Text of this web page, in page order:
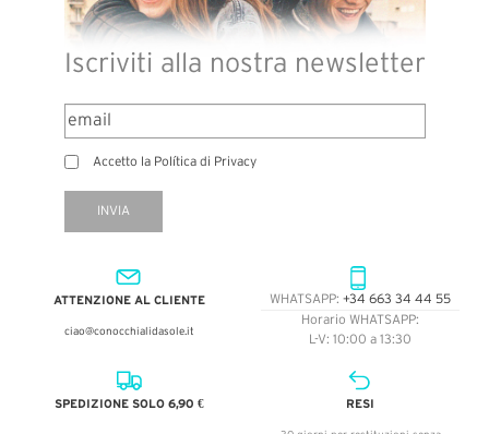
Iscriviti alla nostra newsletter
Accetto la Política di Privacy
INVIA
ATTENZIONE AL CLIENTE
ciao@conocchialidasole.it
WHATSAPP: +34 663 34 44 55
Horario WHATSAPP:
L-V: 10:00 a 13:30
SPEDIZIONE SOLO 6,90 € RESI